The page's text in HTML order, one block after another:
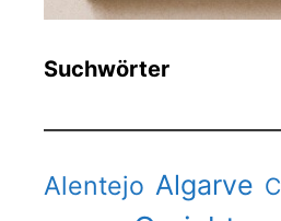
Suchwörter
Alentejo Algarve